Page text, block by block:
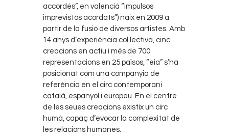
accordés”, en valencià “impulsos
imprevistos acordats”) naix en 2009 a
partir de la fusió de diversos artistes. Amb
14 anys d’experiència col·lectiva, cinc
creacions en actiu i més de 700
representacions en 25 països, “eia” s’ha
posicionat com una companyia de
referència en el circ contemporani
català, espanyol i europeu. En el centre
de les seues creacions existix un circ
humà, capaç d’evocar la complexitat de
les relacions humanes.